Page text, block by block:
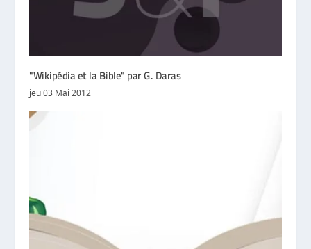
"Wikipédia et la Bible" par G. Daras
jeu 03 Mai 2012